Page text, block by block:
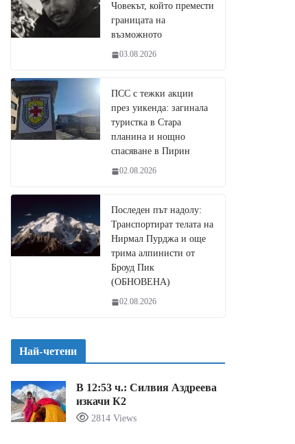
Човекът, който премести
границата на
възможното
03.08.2026
ПСС с тежки акции
през уикенда: загинала
туристка в Стара
планина и нощно
спасяване в Пирин
02.08.2026
Последен път надолу:
Транспортират телата на
Нирмал Пурджа и още
трима алпинисти от
Броуд Пик
(ОБНОВЕНА)
02.08.2026
Най-четени
В 12:53 ч.: Силвия Аздреева
изкачи К2
2814 Views